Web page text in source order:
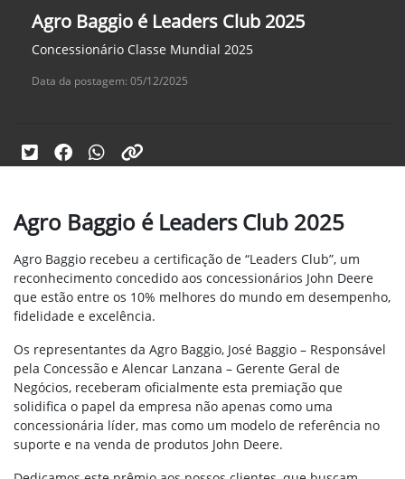
Agro Baggio é Leaders Club 2025
Concessionário Classe Mundial 2025
Data da postagem: 05/12/2025
Agro Baggio é Leaders Club 2025
Agro Baggio recebeu a certificação de “Leaders Club”, um
reconhecimento concedido aos concessionários John Deere
que estão entre os 10% melhores do mundo em desempenho,
fidelidade e excelência.
Os representantes da Agro Baggio, José Baggio – Responsável
pela Concessão e Alencar Lanzana – Gerente Geral de
Negócios, receberam oficialmente esta premiação que
solidifica o papel da empresa não apenas como uma
concessionária líder, mas como um modelo de referência no
suporte e na venda de produtos John Deere.